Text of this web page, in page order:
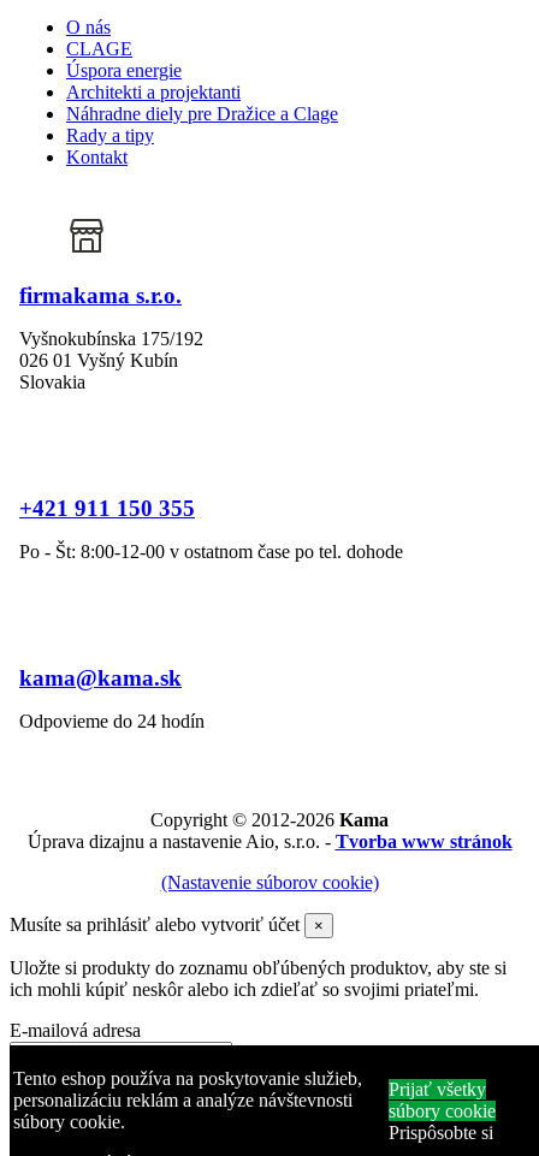
Tento eshop používa na poskytovanie služieb,
personalizáciu reklám a analýze návštevnosti
súbory cookie.
Prijať všetky
súbory cookie
Prispôsobte si
O nás
CLAGE
Úspora energie
Architekti a projektanti
Náhradne diely pre Dražice a Clage
Rady a tipy
Kontakt
firmakama s.r.o.
Vyšnokubínska 175/192
026 01 Vyšný Kubín
Slovakia
+421 911 150 355
Po - Št: 8:00-12-00 v ostatnom čase po tel. dohode
kama@kama.sk
Odpovieme do 24 hodín
Copyright © 2012-2026 Kama
Úprava dizajnu a nastavenie Aio, s.r.o. - Tvorba www stránok
(Nastavenie súborov cookie)
Musíte sa prihlásiť alebo vytvoriť účet ×
Uložte si produkty do zoznamu obľúbených produktov, aby ste si
ich mohli kúpiť neskôr alebo ich zdieľať so svojimi priateľmi.
E-mailová adresa
Heslo
Zabudli ste heslo?